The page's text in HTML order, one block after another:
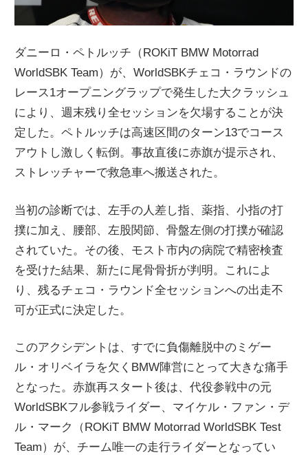
ー
ス
ダニーロ・ペトルッチ（ROKiT BMW Motorrad
WorldSBK Team）が、WorldSBKチェコ・ラウンドの
レース1オープニングラップで発生した大クラッシュ
により、週末残り全セッションを欠場することが決
定した。ペトルッチは高速区間のターン13でコース
アウトし激しく転倒。事故直後に赤旗が提示され、
ストレッチャーで救急車へ搬送された。
当初の診断では、左手の人差し指、薬指、小指の打
撲に加え、腰部、左股関節、骨盤左側の打撲が確認
されていた。その後、モスト市内の病院で精密検査
を受けた結果、新たに尾骨骨折が判明。これによ
り、残るチェコ・ラウンド全セッションへの出走不
可が正式に決定した。
このアクシデントは、すでに負傷離脱中のミゲー
ル・オリベイラを欠くBMW陣営にとって大きな痛手
となった。赤旗再スタート後は、代役参戦中の元
WorldSBKフル参戦ライダー、マイケル・ファン・デ
ル・マーク（ROKiT BMW Motorrad WorldSBK Test
Team）が、チーム唯一の走行ライダーとなってい